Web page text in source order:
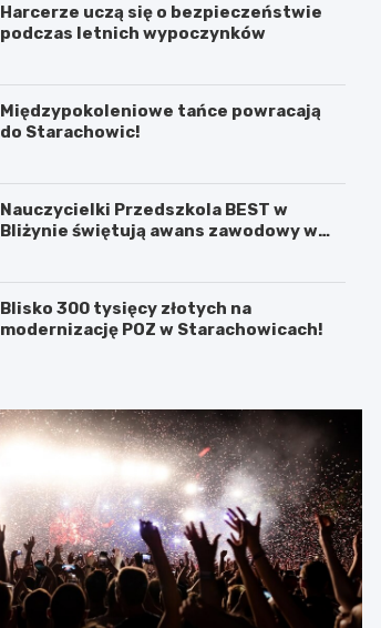
Harcerze uczą się o bezpieczeństwie
podczas letnich wypoczynków
Międzypokoleniowe tańce powracają
do Starachowic!
Nauczycielki Przedszkola BEST w
Bliżynie świętują awans zawodowy w
Blisko 300 tysięcy złotych na
modernizację POZ w Starachowicach!